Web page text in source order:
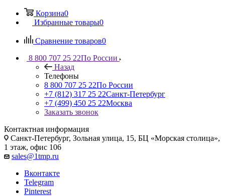
Корзина0
Избранные товары0
Сравнение товаров0
8 800 707 25 22По России
Назад
Телефоны
8 800 707 25 22По России
+7 (812) 317 25 22Санкт-Петербург
+7 (499) 450 25 22Москва
Заказать звонок
Контактная информация
Санкт-Петербург, Зольная улица, 15, БЦ «Морская столица»,
1 этаж, офис 106
sales@1tmp.ru
Вконтакте
Telegram
Pinterest